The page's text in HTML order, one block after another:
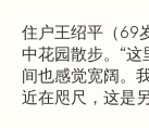
住户王绍平（69
中花园散步。“
间也感觉宽阔。
近在咫尺，这是